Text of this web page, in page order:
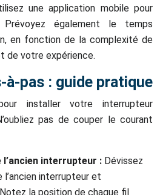
une application mobile pour
également le temps
en fonction de la complexité de
de votre expérience.
à-pas : guide pratique
installer votre interrupteur
pas de couper le courant
l’ancien interrupteur : Dévissez
l’ancien interrupteur et
la position de chaque fil